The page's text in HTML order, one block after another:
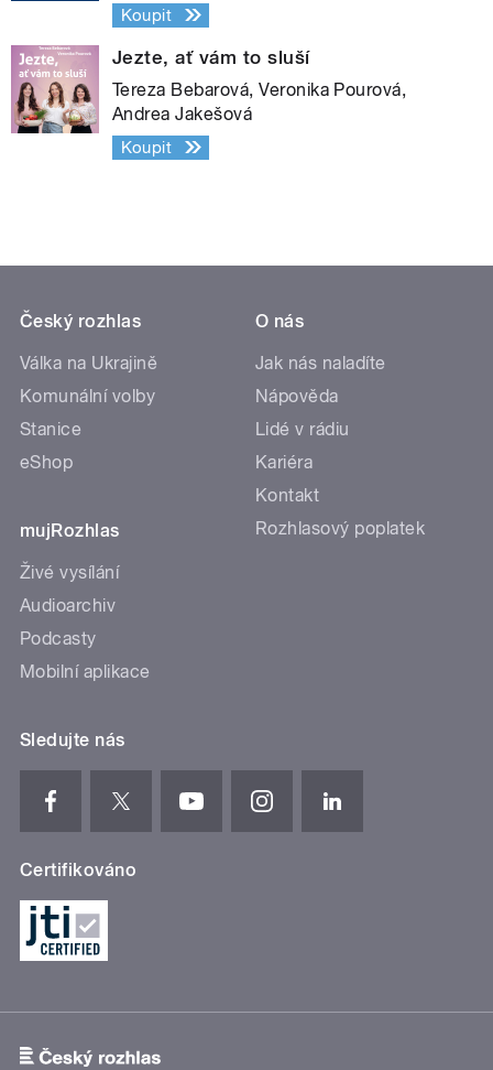
Koupit
Jezte, ať vám to sluší
Tereza Bebarová, Veronika Pourová,
Andrea Jakešová
Koupit
Český rozhlas
Válka na Ukrajině
Komunální volby
Stanice
eShop
mujRozhlas
Živé vysílání
Audioarchiv
Podcasty
Mobilní aplikace
O nás
Jak nás naladíte
Nápověda
Lidé v rádiu
Kariéra
Kontakt
Rozhlasový poplatek
Sledujte nás
Certifikováno